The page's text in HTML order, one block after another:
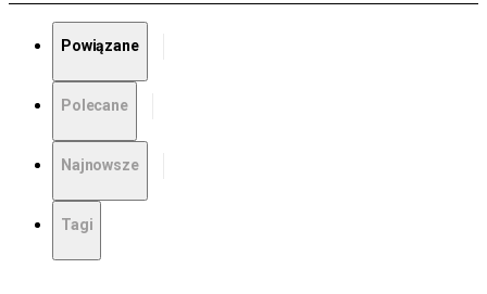
Powiązane
Polecane
Najnowsze
Tagi